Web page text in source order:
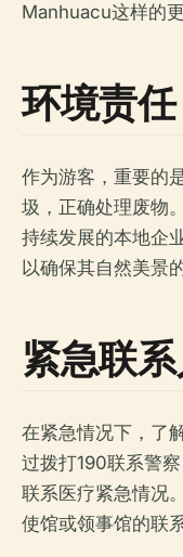
Manhuacu这样的更
环境责任
作为游客，重要的
圾，正确处理废物
持续发展的本地企
以确保其自然美景
紧急联
在紧急情况下，了
过拨打190联系警
联系医疗紧急情况
使馆或领事馆的联